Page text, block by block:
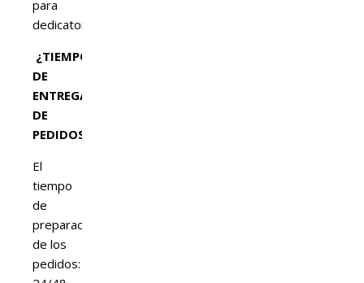
para
dedicatoria
¿TIEMPO
DE
ENTREGA
DE
PEDIDOS?
El
tiempo
de
preparación
de los
pedidos: